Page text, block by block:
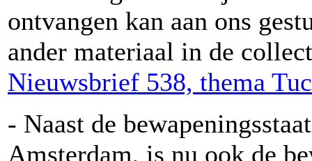
ontvangen kan aan ons
ander materiaal in de
Nieuwsbrief 538, thema
- Naast de
Amsterdam, is nu ook de